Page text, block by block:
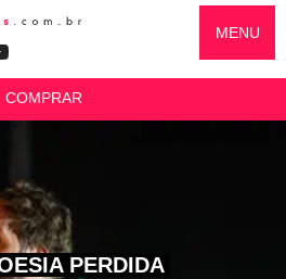
MENU
COMPRAR
PERDIDA